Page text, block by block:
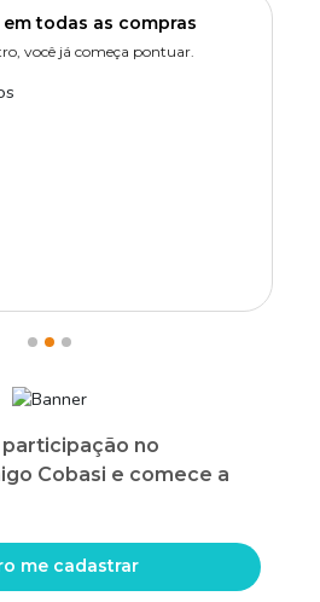
todas as compras
você já começa pontuar.
no
Cobasi e comece a
me cadastrar